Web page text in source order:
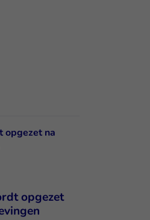
opgezet